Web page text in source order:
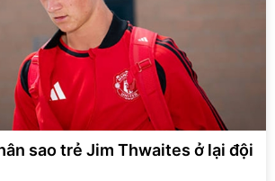
sao trẻ Jim Thwaites ở lại đội